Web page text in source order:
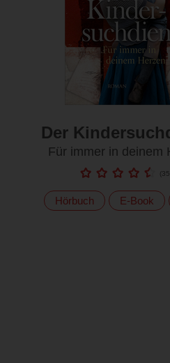
Der
Für immer in deinem
(
Hörbuch E-Book